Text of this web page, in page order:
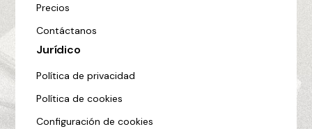
Precios
Contáctanos
Jurídico
Política de privacidad
Política de cookies
Configuración de cookies